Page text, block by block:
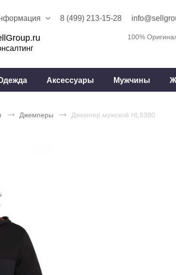
8 (499) 213-15-28
100%
Аксессуары Мужчины
Джемперы Джемпер мужской HL9380